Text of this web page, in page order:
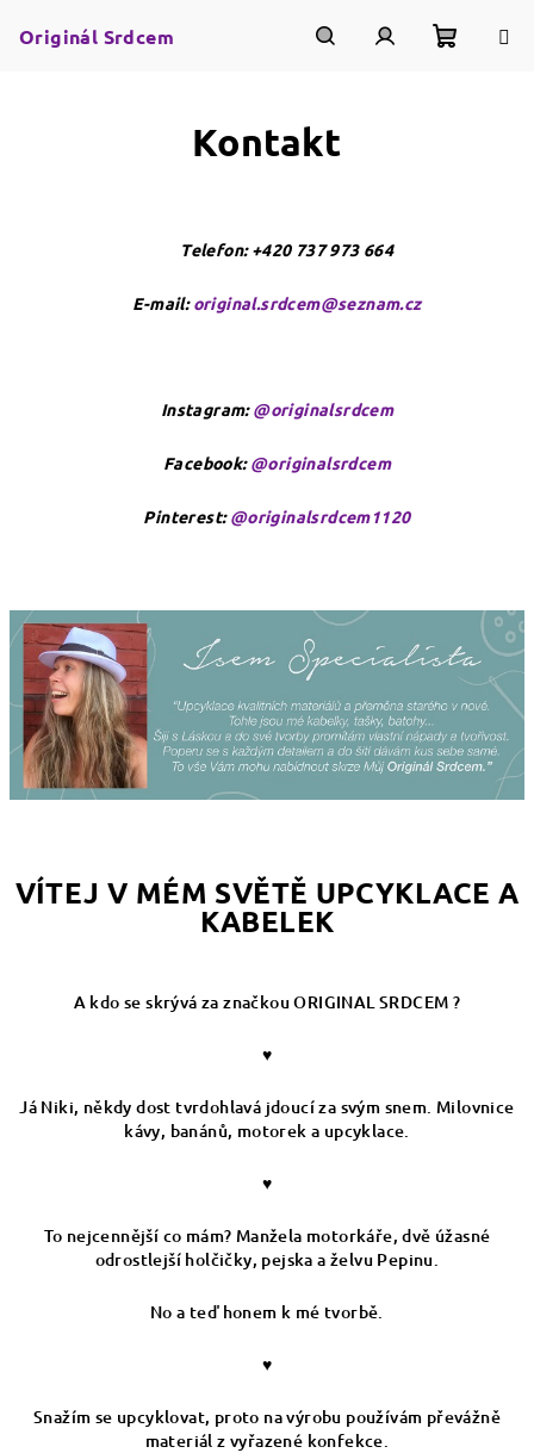
Originál Srdcem
Kontakt
Telefon:+420 737 973 664
E-mail:original.srdcem@seznam.cz
Instagram:@originalsrdcem
Facebook:@originalsrdcem
Pinterest:@originalsrdcem1120
VÍTEJ V MÉM SVĚTĚ UPCYKLACE A
KABELEK
A kdo se skrývá za značkou ORIGINAL SRDCEM ?
♥
Já Niki, někdy dost tvrdohlavá jdoucí za svým snem. Milovnice
kávy, banánů, motorek a upcyklace.
♥
To nejcennější co mám? Manžela motorkáře, dvě úžasné
odrostlejší holčičky, pejska a želvu Pepinu.
No a teď honem k mé tvorbě.
♥
Snažím se upcyklovat, proto na výrobu používám převážně
materiál z vyřazené konfekce.